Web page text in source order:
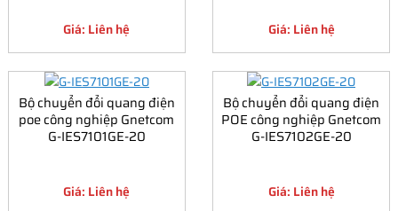
Giá: Liên hệ Giá: Liên hệ
Bộ chuyển đổi quang điện
poe công nghiệp Gnetcom
G-IES7101GE-20
Giá: Liên hệ
Bộ chuyển đổi quang điện
POE công nghiệp Gnetcom
G-IES7102GE-20
Giá: Liên hệ